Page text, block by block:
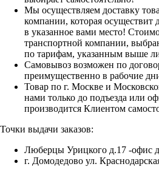
Мы осуществляем доставку
компании, которая осуществит
в указанное вами место!
транспортной компании,
по тарифам, указанным выше
Самовывоз возможен по
преимущественно в рабочие
Товар по г. Москве и
нами только до подъезда или
производится Клиентом
Точки выдачи заказов:
Люберцы Урицкого д.17 -офис
г. Домодедово ул.